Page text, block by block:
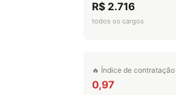
R$ 2.716
todos os cargos
🔥 Índice de contratação
0,97